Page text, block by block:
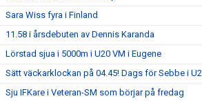
Sara Wiss fyra i Finland
11.58 i årsdebuten av Dennis Karanda
Lörstad sjua i 5000m i U20 VM i Eugene
Sätt väckarklockan på 04.45! Dags för Sebbe i
Sju IFKare i Veteran-SM som börjar på fredag